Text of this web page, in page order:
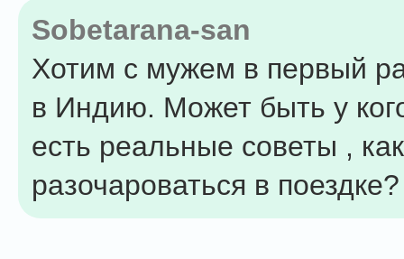
Sobetarana-san
Хотим с мужем в первый
в Индию. Может быть у
есть реальные советы ,
разочароваться в поездке?